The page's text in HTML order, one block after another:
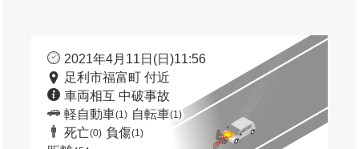
2021年4月11日(日)11:56
足利市福富町 付近
車両相互 中破事故
軽自動車(1) 自転車(1)
死亡(0) 負傷(1)